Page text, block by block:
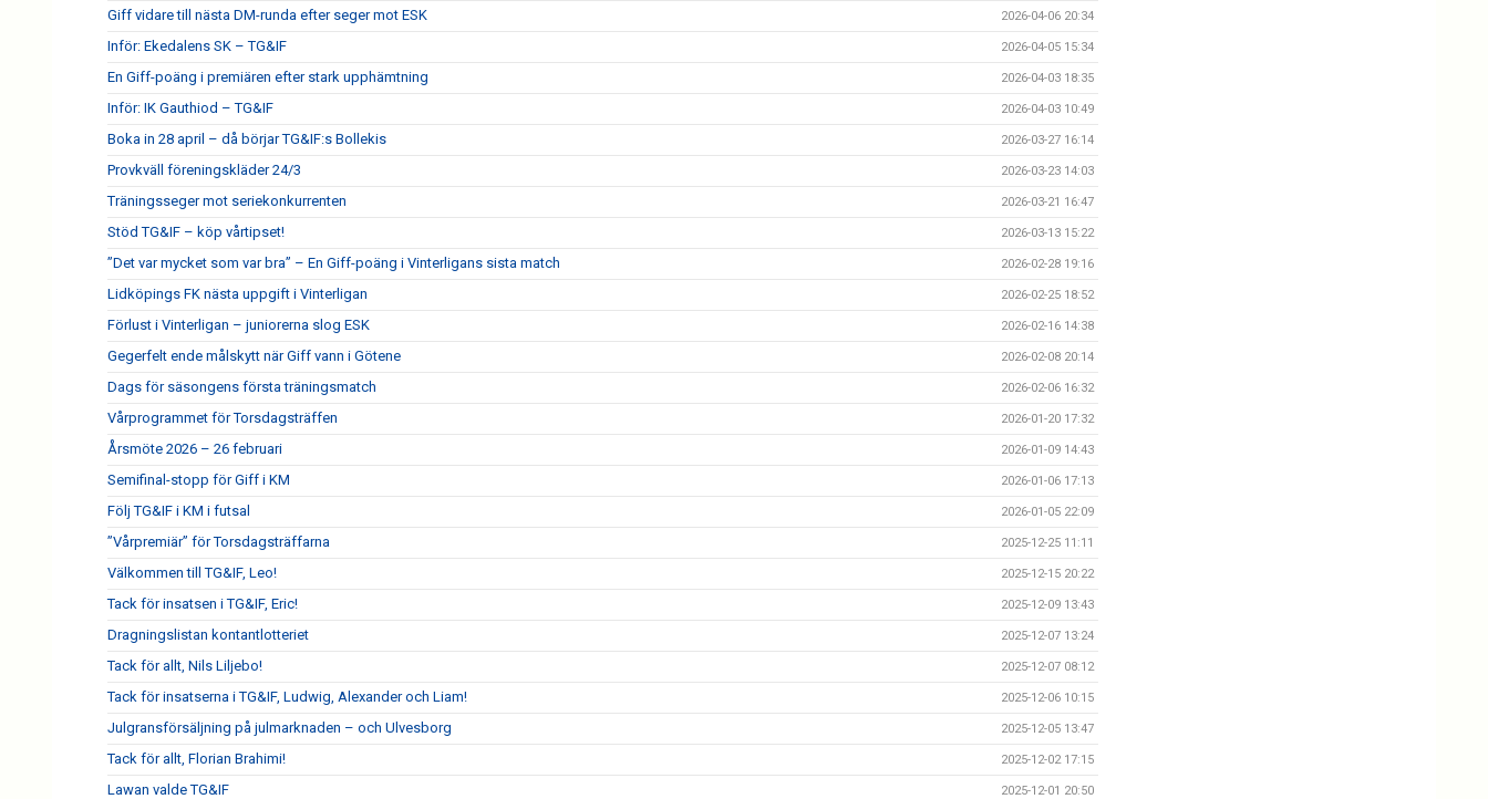
Giff vidare till nästa DM-runda efter seger mot ESK 2026-04-06 20:34
Inför: Ekedalens SK – TG&IF 2026-04-05 15:34
En Giff-poäng i premiären efter stark upphämtning 2026-04-03 18:35
Inför: IK Gauthiod – TG&IF 2026-04-03 10:49
Boka in 28 april – då börjar TG&IF:s Bollekis 2026-03-27 16:14
Provkväll föreningskläder 24/3 2026-03-23 14:03
Träningsseger mot seriekonkurrenten 2026-03-21 16:47
Stöd TG&IF – köp vårtipset! 2026-03-13 15:22
”Det var mycket som var bra” – En Giff-poäng i Vinterligans sista match 2026-02-28 19:16
Lidköpings FK nästa uppgift i Vinterligan 2026-02-25 18:52
Förlust i Vinterligan – juniorerna slog ESK 2026-02-16 14:38
Gegerfelt ende målskytt när Giff vann i Götene 2026-02-08 20:14
Dags för säsongens första träningsmatch 2026-02-06 16:32
Vårprogrammet för Torsdagsträffen 2026-01-20 17:32
Årsmöte 2026 – 26 februari 2026-01-09 14:43
Semifinal-stopp för Giff i KM 2026-01-06 17:13
Följ TG&IF i KM i futsal 2026-01-05 22:09
”Vårpremiär” för Torsdagsträffarna 2025-12-25 11:11
Välkommen till TG&IF, Leo! 2025-12-15 20:22
Tack för insatsen i TG&IF, Eric! 2025-12-09 13:43
Dragningslistan kontantlotteriet 2025-12-07 13:24
Tack för allt, Nils Liljebo! 2025-12-07 08:12
Tack för insatserna i TG&IF, Ludwig, Alexander och Liam! 2025-12-06 10:15
Julgransförsäljning på julmarknaden – och Ulvesborg 2025-12-05 13:47
Tack för allt, Florian Brahimi! 2025-12-02 17:15
Lawan valde TG&IF 2025-12-01 20:50